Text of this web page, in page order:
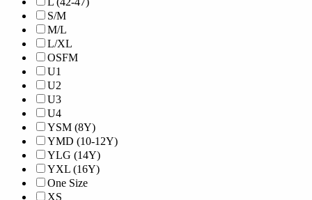
S/M
M/L
L/XL
OSFM
U1
U2
U3
U4
YSM (8Y)
YMD (10-12Y)
YLG (14Y)
YXL (16Y)
One Size
XS